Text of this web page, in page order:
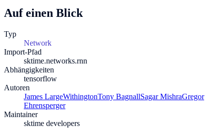
Auf einen Blick
Typ
Network
Import-Pfad
sktime.networks.rnn
Abhängigkeiten
tensorflow
Autoren
James LargeWithingtonTony BagnallSagar MishraGregor
Ehrensperger
Maintainer
sktime developers